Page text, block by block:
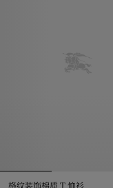
格纹装饰棉质 T 恤衫